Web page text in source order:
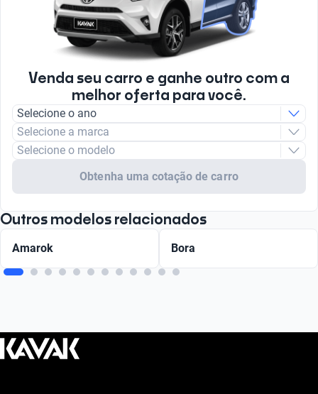
Venda seu carro e ganhe outro com a
melhor oferta para você.
Selecione o ano
Selecione a marca
Selecione o modelo
Obtenha uma cotação de carro
Outros modelos relacionados
Amarok Bora